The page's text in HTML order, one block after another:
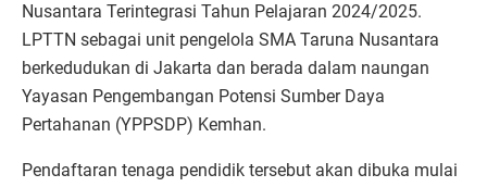
Nusantara Terintegrasi Tahun Pelajaran 2024/2025.
LPTTN sebagai unit pengelola SMA Taruna Nusantara
berkedudukan di Jakarta dan berada dalam naungan
Yayasan Pengembangan Potensi Sumber Daya
Pertahanan (YPPSDP) Kemhan.
Pendaftaran tenaga pendidik tersebut akan dibuka mulai